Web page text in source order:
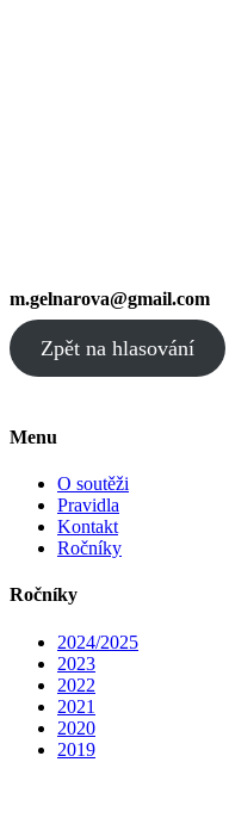
m.gelnarova@gmail.com
Zpět na hlasování
Menu
O soutěži
Pravidla
Kontakt
Ročníky
Ročníky
2024/2025
2023
2022
2021
2020
2019